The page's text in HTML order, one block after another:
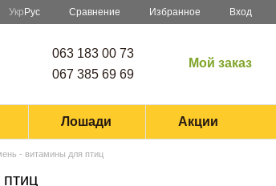
Укр Рус Сравнение Избранное Вход
063 183 00 73
067 385 69 69
Мой заказ
Лошади Акции
- витамины для птиц